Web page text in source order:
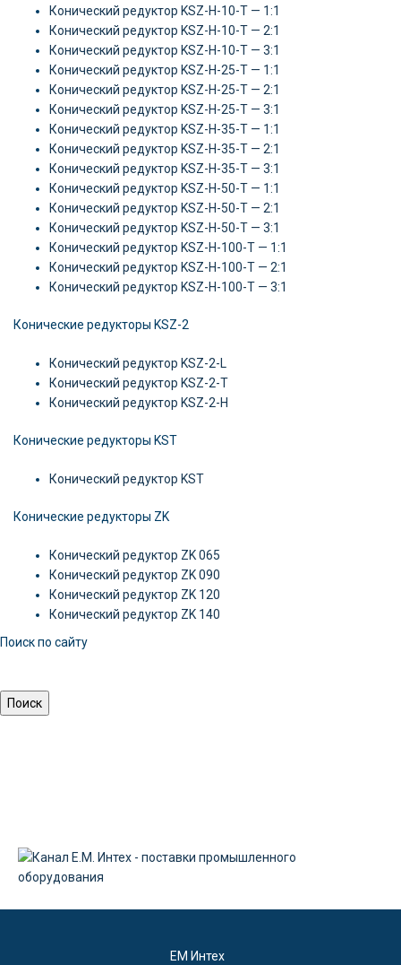
Конический редуктор KSZ-H-10-T — 1:1
Конический редуктор KSZ-H-10-T — 2:1
Конический редуктор KSZ-H-10-T — 3:1
Конический редуктор KSZ-H-25-T — 1:1
Конический редуктор KSZ-H-25-T — 2:1
Конический редуктор KSZ-H-25-T — 3:1
Конический редуктор KSZ-H-35-T — 1:1
Конический редуктор KSZ-H-35-T — 2:1
Конический редуктор KSZ-H-35-T — 3:1
Конический редуктор KSZ-H-50-T — 1:1
Конический редуктор KSZ-H-50-T — 2:1
Конический редуктор KSZ-H-50-T — 3:1
Конический редуктор KSZ-H-100-T — 1:1
Конический редуктор KSZ-H-100-T — 2:1
Конический редуктор KSZ-H-100-T — 3:1
Конические редукторы KSZ-2
Конический редуктор KSZ-2-L
Конический редуктор KSZ-2-T
Конический редуктор KSZ-2-H
Конические редукторы KST
Конический редуктор KST
Конические редукторы ZK
Конический редуктор ZK 065
Конический редуктор ZK 090
Конический редуктор ZK 120
Конический редуктор ZK 140
Поиск по сайту
EM Интех